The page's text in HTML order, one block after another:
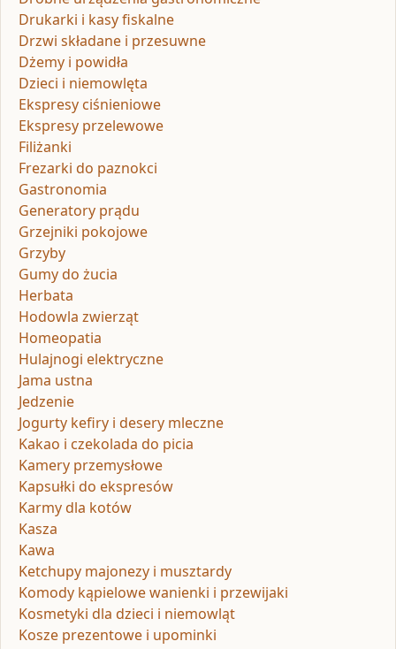
Drukarki i kasy fiskalne
Drzwi składane i przesuwne
Dżemy i powidła
Dzieci i niemowlęta
Ekspresy ciśnieniowe
Ekspresy przelewowe
Filiżanki
Frezarki do paznokci
Gastronomia
Generatory prądu
Grzejniki pokojowe
Grzyby
Gumy do żucia
Herbata
Hodowla zwierząt
Homeopatia
Hulajnogi elektryczne
Jama ustna
Jedzenie
Jogurty kefiry i desery mleczne
Kakao i czekolada do picia
Kamery przemysłowe
Kapsułki do ekspresów
Karmy dla kotów
Kasza
Kawa
Ketchupy majonezy i musztardy
Komody kąpielowe wanienki i przewijaki
Kosmetyki dla dzieci i niemowląt
Kosze prezentowe i upominki